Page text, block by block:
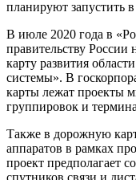
планируют запустить в
В июле 2020 года в
правительству
карту развития
системы». В
карты лежат проекты
группировок и
Также в дорожную
аппаратов в рамках
проект предполагает
спутников связи и